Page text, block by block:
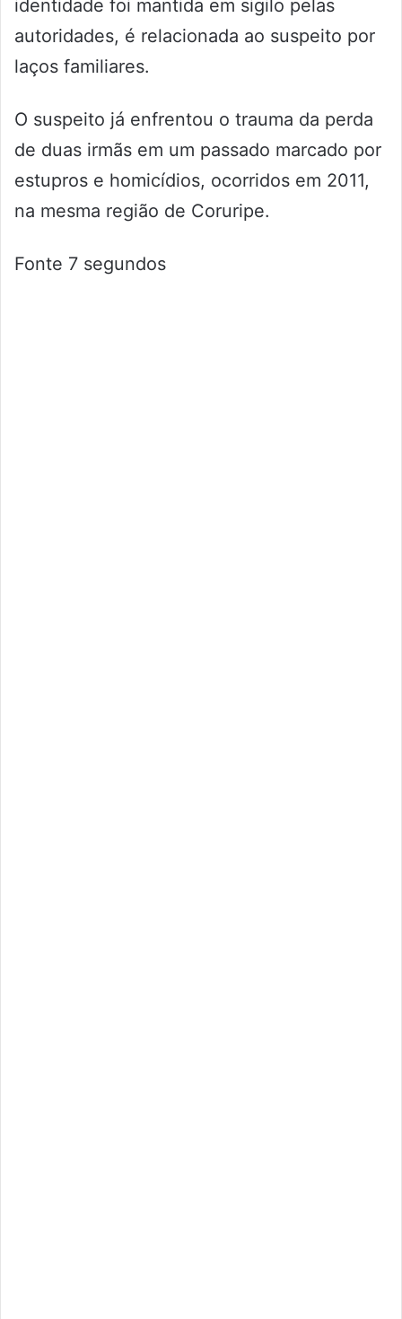
identidade foi mantida em sigilo pelas
autoridades, é relacionada ao suspeito por
laços familiares.
O suspeito já enfrentou o trauma da perda
de duas irmãs em um passado marcado por
estupros e homicídios, ocorridos em 2011,
na mesma região de Coruripe.
Fonte 7 segundos